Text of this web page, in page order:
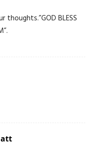
thoughts.”GOD BLESS